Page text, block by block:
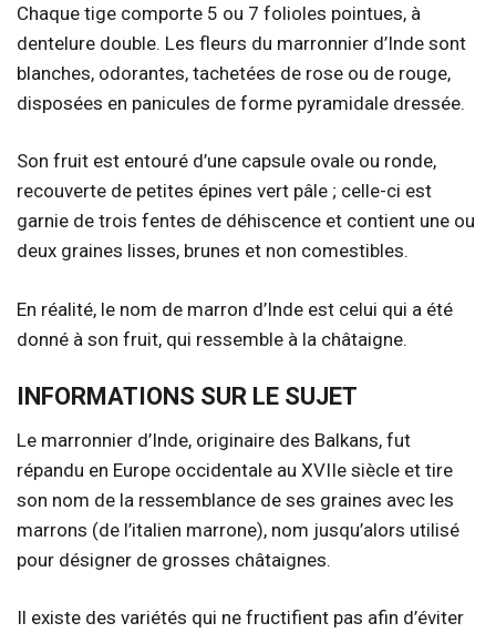
Chaque tige comporte 5 ou 7 folioles pointues, à
dentelure double. Les fleurs du marronnier d’Inde sont
blanches, odorantes, tachetées de rose ou de rouge,
disposées en panicules de forme pyramidale dressée.
Son fruit est entouré d’une capsule ovale ou ronde,
recouverte de petites épines vert pâle ; celle-ci est
garnie de trois fentes de déhiscence et contient une ou
deux graines lisses, brunes et non comestibles.
En réalité, le nom de marron d’Inde est celui qui a été
donné à son fruit, qui ressemble à la châtaigne.
INFORMATIONS SUR LE SUJET
Le marronnier d’Inde, originaire des Balkans, fut
répandu en Europe occidentale au XVIIe siècle et tire
son nom de la ressemblance de ses graines avec les
marrons (de l’italien marrone), nom jusqu’alors utilisé
pour désigner de grosses châtaignes.
Il existe des variétés qui ne fructifient pas afin d’éviter